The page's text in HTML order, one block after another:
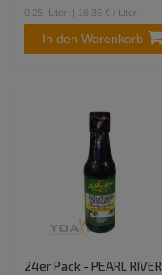
0.25 Liter | 16,36 € / Liter
In den Warenkorb
24er Pack - PEARL RIVER